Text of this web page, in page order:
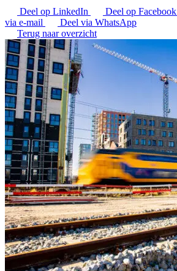
Deel op LinkedIn Deel op Facebook
via e-mail
Deel via WhatsApp
Terug naar overzicht